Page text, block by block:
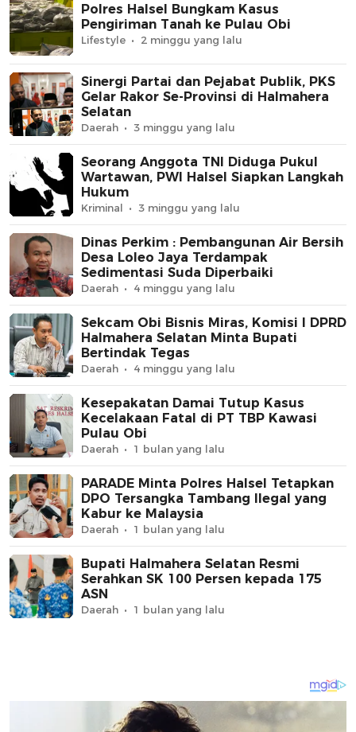
Polres Halsel Bungkam Kasus
Pengiriman Tanah ke Pulau Obi
Lifestyle 2 minggu yang lalu
Sinergi Partai dan Pejabat Publik, PKS
Gelar Rakor Se-Provinsi di Halmahera
Selatan
Daerah 3 minggu yang lalu
Seorang Anggota TNI Diduga Pukul
Wartawan, PWI Halsel Siapkan Langkah
Hukum
Kriminal 3 minggu yang lalu
Dinas Perkim : Pembangunan Air Bersih
Desa Loleo Jaya Terdampak
Sedimentasi Suda Diperbaiki
Daerah 4 minggu yang lalu
Sekcam Obi Bisnis Miras, Komisi I DPRD
Halmahera Selatan Minta Bupati
Bertindak Tegas
Daerah 4 minggu yang lalu
Kesepakatan Damai Tutup Kasus
Kecelakaan Fatal di PT TBP Kawasi
Pulau Obi
Daerah 1 bulan yang lalu
PARADE Minta Polres Halsel Tetapkan
DPO Tersangka Tambang Ilegal yang
Kabur ke Malaysia
Daerah 1 bulan yang lalu
Bupati Halmahera Selatan Resmi
Serahkan SK 100 Persen kepada 175
ASN
Daerah 1 bulan yang lalu